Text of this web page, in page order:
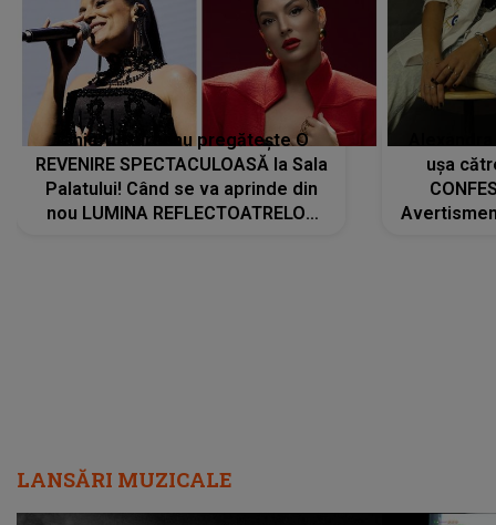
Tania Turtureanu pregătește O
REVENIRE SPECTACULOASĂ la Sala
Palatului! Când se va aprinde din
nou LUMINA REFLECTOATRELOR
ușa
LANSĂRI MUZICALE